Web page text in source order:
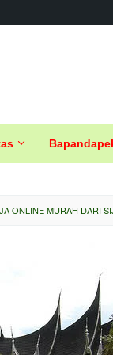
ONLINE MURAH DARI